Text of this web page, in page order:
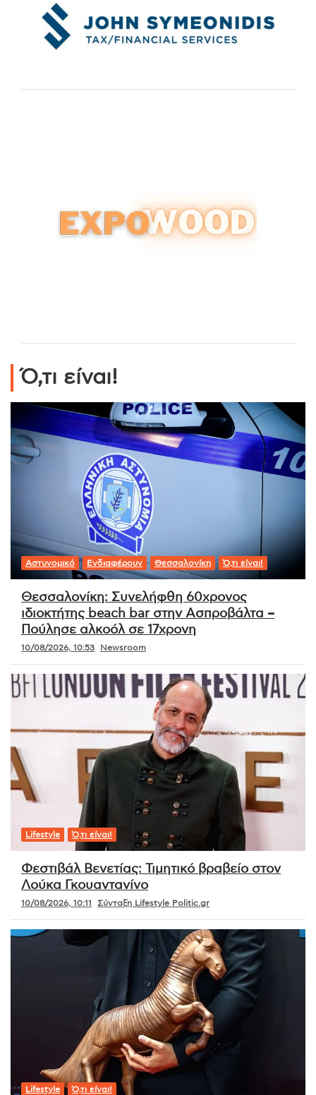
Ό,τι είναι!
Αστυνομικό Ενδιαφέρουν Θεσσαλονίκη Ό,τι είναι!
Θεσσαλονίκη: Συνελήφθη 60χρονος
ιδιοκτήτης beach bar στην Ασπροβάλτα –
Πούλησε αλκοόλ σε 17χρονη
10/08/2026, 10:53 Newsroom
Lifestyle Ό,τι είναι!
Φεστιβάλ Βενετίας: Τιμητικό βραβείο στον
Λούκα Γκουαντανίνο
10/08/2026, 10:11 Σύνταξη Lifestyle Politic.gr
Lifestyle Ό,τι είναι!